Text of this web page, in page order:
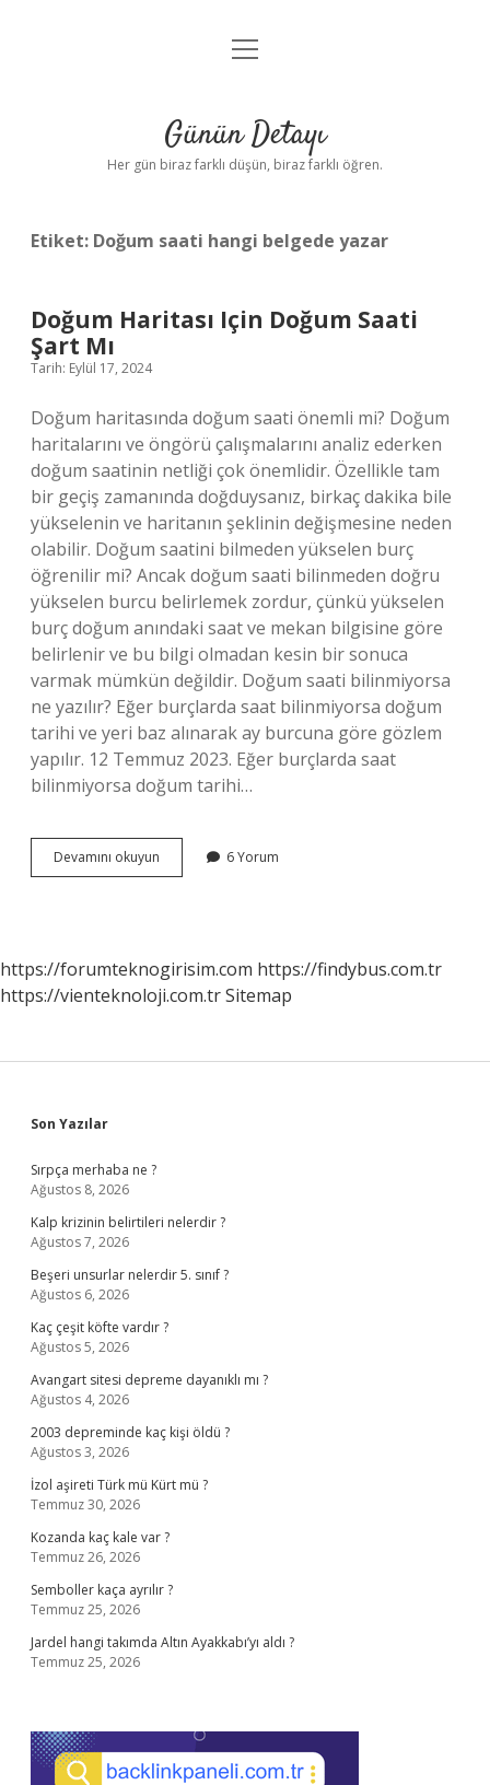
Anasayfa
Yasal Uyarı
menüyü
Günün Detayı
Her gün biraz farklı düşün, biraz farklı öğren.
Etiket: Doğum saati hangi belgede yazar
Doğum Haritası Için Doğum Saati
Şart Mı
Tarih: Eylül 17, 2024
Doğum haritasında doğum saati önemli mi? Doğum
haritalarını ve öngörü çalışmalarını analiz ederken
doğum saatinin netliği çok önemlidir. Özellikle tam
bir geçiş zamanında doğduysanız, birkaç dakika bile
yükselenin ve haritanın şeklinin değişmesine neden
olabilir. Doğum saatini bilmeden yükselen burç
öğrenilir mi? Ancak doğum saati bilinmeden doğru
yükselen burcu belirlemek zordur, çünkü yükselen
burç doğum anındaki saat ve mekan bilgisine göre
belirlenir ve bu bilgi olmadan kesin bir sonuca
varmak mümkün değildir. Doğum saati bilinmiyorsa
ne yazılır? Eğer burçlarda saat bilinmiyorsa doğum
tarihi ve yeri baz alınarak ay burcuna göre gözlem
yapılır. 12 Temmuz 2023. Eğer burçlarda saat
bilinmiyorsa doğum tarihi…
Devamını okuyun
Haritası
Mı
6 Yorum
https://forumteknogirisim.com https://findybus.com.tr
https://vienteknoloji.com.trSitemap
Sidebar
Son Yazılar
Sırpça merhaba ne ?
Ağustos 8, 2026
Kalp krizinin belirtileri nelerdir ?
Ağustos 7, 2026
Beşeri unsurlar nelerdir 5. sınıf ?
Ağustos 6, 2026
Kaç çeşit köfte vardır ?
Ağustos 5, 2026
Avangart sitesi depreme dayanıklı mı ?
Ağustos 4, 2026
2003 depreminde kaç kişi öldü ?
Ağustos 3, 2026
İzol aşireti Türk mü Kürt mü ?
Temmuz 30, 2026
Kozanda kaç kale var ?
Temmuz 26, 2026
Semboller kaça ayrılır ?
Temmuz 25, 2026
Jardel hangi takımda Altın Ayakkabı’yı aldı ?
Temmuz 25, 2026